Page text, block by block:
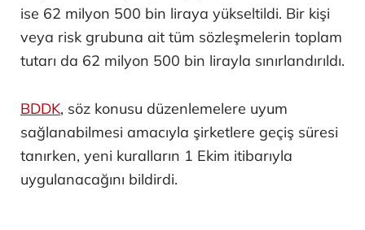
ise 62 milyon 500 bin liraya yükseltildi. Bir kişi
veya risk grubuna ait tüm sözleşmelerin toplam
tutarı da 62 milyon 500 bin lirayla sınırlandırıldı.
BDDK, söz konusu düzenlemelere uyum
sağlanabilmesi amacıyla şirketlere geçiş süresi
tanırken, yeni kuralların 1 Ekim itibarıyla
uygulanacağını bildirdi.